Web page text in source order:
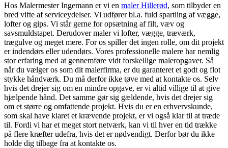
Hos Malermester Ingemann er vi en maler Hillerød, som tilbyder en
bred vifte af serviceydelser. Vi udfører bl.a. fuld spartling af vægge,
lofter og gips. Vi står gerne for opsætning af filt, væv og
savsmuldstapet. Derudover maler vi lofter, vægge, træværk,
trægulve og meget mere. For os spiller det ingen rolle, om dit projekt
er indendørs eller udendørs. Vores professionelle malere har nemlig
stor erfaring med at gennemføre vidt forskellige maleropgaver. Så
når du vælger os som dit malerfirma, er du garanteret et godt og flot
stykke håndværk. Du må derfor ikke tøve med at kontakte os. Selv
hvis det drejer sig om en mindre opgave, er vi altid villige til at give
hjælpende hånd. Det samme gør sig gældende, hvis det drejer sig
om et større og omfattende projekt. Hvis du er en erhvervskunde,
som skal have klaret et krævende projekt, er vi også klar til at træde
til. Fordi vi har et meget stort netværk, kan vi til hver en tid trække
på flere kræfter udefra, hvis det er nødvendigt. Derfor bør du ikke
holde dig tilbage fra at kontakte os.